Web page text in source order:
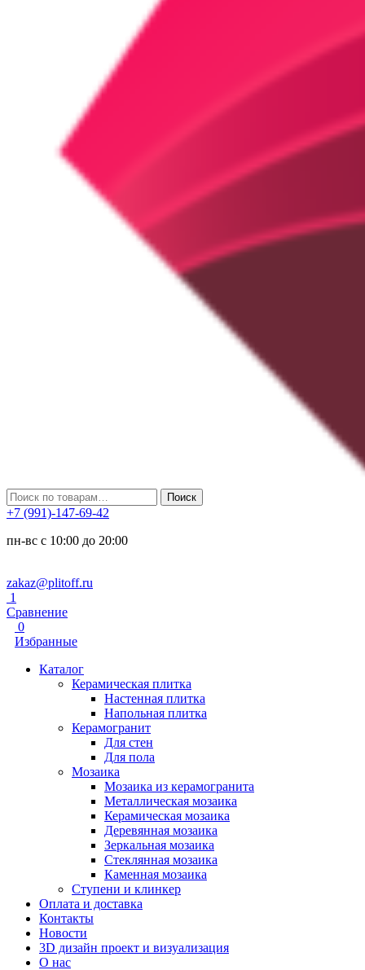
Искать: Поиск
+7 (991)-147-69-42
пн-вс с 10:00 до 20:00
zakaz@plitoff.ru
1
Сравнение
0
Избранные
Каталог
Керамическая плитка
Настенная плитка
Напольная плитка
Керамогранит
Для стен
Для пола
Мозаика
Мозаика из керамогранита
Металлическая мозаика
Керамическая мозаика
Деревянная мозаика
Зеркальная мозаика
Стеклянная мозаика
Каменная мозаика
Ступени и клинкер
Оплата и доставка
Контакты
Новости
3D дизайн проект и визуализация
О нас